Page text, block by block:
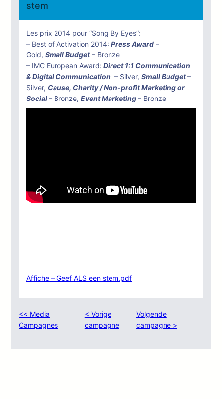
stem
Les prix 2014 pour “Song By Eyes”:
– Best of Activation 2014: Press Award –
Gold, Small Budget– Bronze
– IMC European Award: Direct 1:1 Communication
& Digital Communication – Silver, Small Budget–
Silver, Cause, Charity / Non-profit Marketing or
Social– Bronze, Event Marketing– Bronze
Affiche – Geef ALS een stem.pdf
<< Media
Campagnes
< Vorige
campagne
Volgende
campagne >